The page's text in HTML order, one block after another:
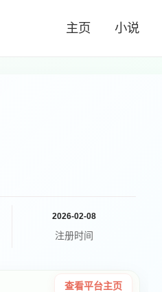
主页 小说
2026-02-08
注册时间
查看平台主页